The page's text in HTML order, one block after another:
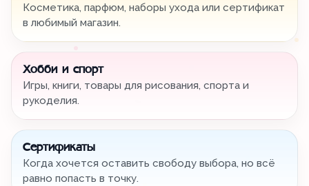
Косметика, парфюм, наборы ухода или сертификат
в любимый магазин.
Хобби и спорт
Игры, книги, товары для рисования, спорта и
рукоделия.
Сертификаты
Когда хочется оставить свободу выбора, но всё
равно попасть в точку.